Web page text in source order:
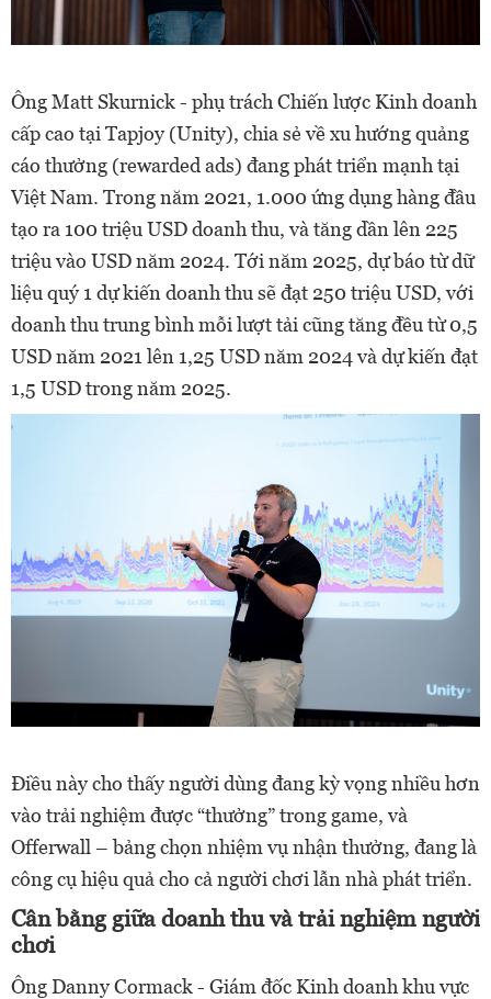
Ông Matt Skurnick - phụ trách Chiến lược Kinh doanh
cấp cao tại Tapjoy (Unity), chia sẻ về xu hướng quảng
cáo thưởng (rewarded ads) đang phát triển mạnh tại
Việt Nam. Trong năm 2021, 1.000 ứng dụng hàng đầu
tạo ra 100 triệu USD doanh thu, và tăng dần lên 225
triệu vào USD năm 2024. Tới năm 2025, dự báo từ dữ
liệu quý 1 dự kiến doanh thu sẽ đạt 250 triệu USD, với
doanh thu trung bình mỗi lượt tải cũng tăng đều từ 0,5
USD năm 2021 lên 1,25 USD năm 2024 và dự kiến đạt
1,5 USD trong năm 2025.
Điều này cho thấy người dùng đang kỳ vọng nhiều hơn
vào trải nghiệm được “thưởng” trong game, và
Offerwall – bảng chọn nhiệm vụ nhận thưởng, đang là
công cụ hiệu quả cho cả người chơi lẫn nhà phát triển.
Cân bằng giữa doanh thu và trải nghiệm người
chơi
Ông Danny Cormack - Giám đốc Kinh doanh khu vực